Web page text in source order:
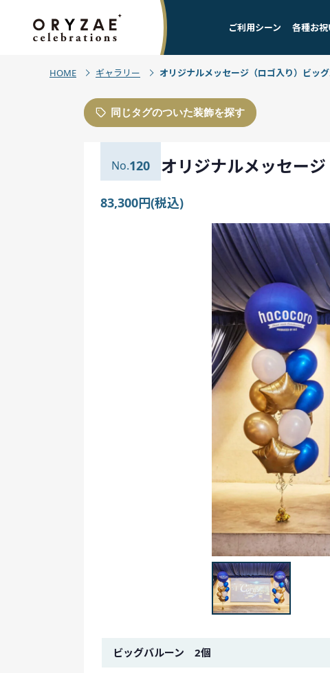
ご利用シーン 各種お
HOME ギャラリー オリジナルメッセージ（ロゴ入り）ビッグ
同じタグのついた装飾を探す
120 オリジナルメッセー
83,300円(税込)
金額イメージ
ビッグバルーン 2個